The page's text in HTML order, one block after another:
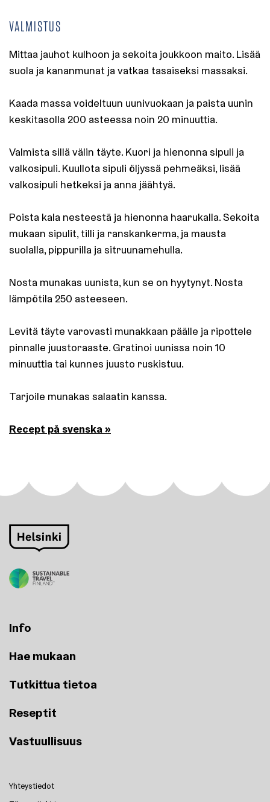
VALMISTUS
Mittaa jauhot kulhoon ja sekoita joukkoon maito. Lisää
suola ja kananmunat ja vatkaa tasaiseksi massaksi.
Kaada massa voideltuun uunivuokaan ja paista uunin
keskitasolla 200 asteessa noin 20 minuuttia.
Valmista sillä välin täyte. Kuori ja hienonna sipuli ja
valkosipuli. Kuullota sipuli öljyssä pehmeäksi, lisää
valkosipuli hetkeksi ja anna jäähtyä.
Poista kala nesteestä ja hienonna haarukalla. Sekoita
mukaan sipulit, tilli ja ranskankerma, ja mausta
suolalla, pippurilla ja sitruunamehulla.
Nosta munakas uunista, kun se on hyytynyt. Nosta
lämpötila 250 asteeseen.
Levitä täyte varovasti munakkaan päälle ja ripottele
pinnalle juustoraaste. Gratinoi uunissa noin 10
minuuttia tai kunnes juusto ruskistuu.
Tarjoile munakas salaatin kanssa.
Recept på svenska »
Info
Hae mukaan
Tutkittua tietoa
Reseptit
Vastuullisuus
Yhteystiedot